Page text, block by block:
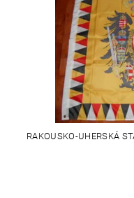
RAKOUSKO-UHERSKÁ